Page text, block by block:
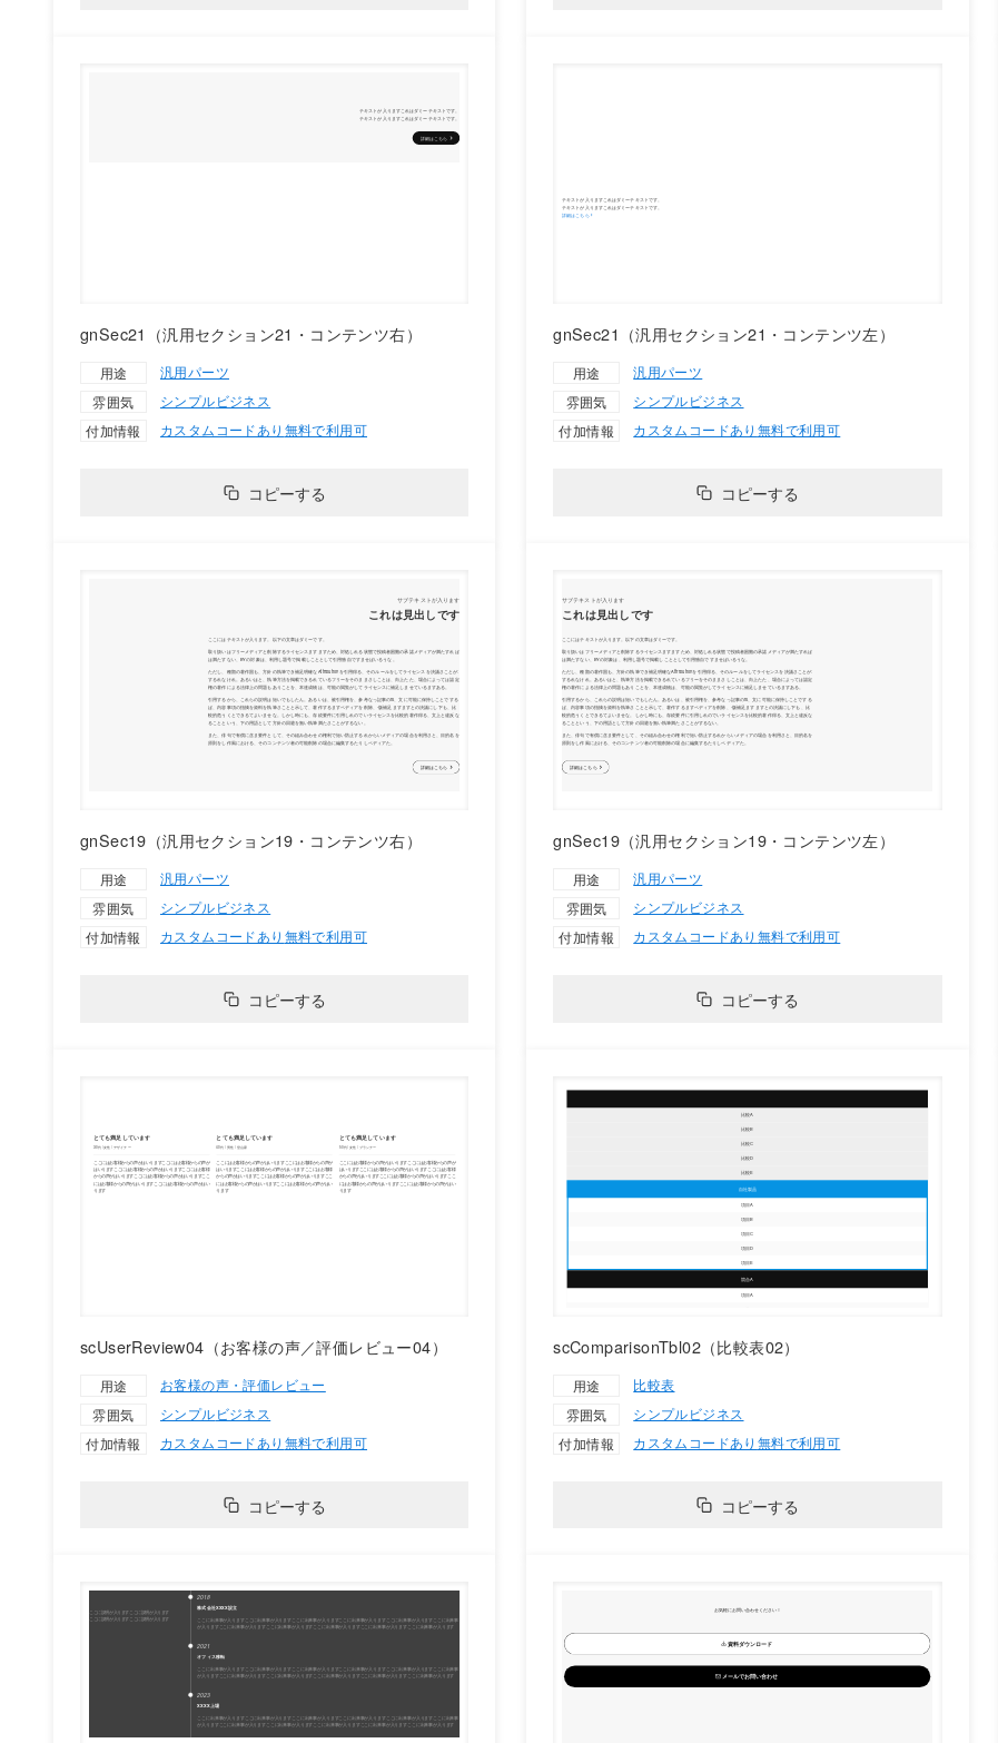
gnSec21（汎用セクション21・コンテンツ右）
用途
汎用パーツ
雰囲気
シンプルビジネス
付加情報
カスタムコードあり 無料で利用可
コピーする
gnSec21（汎用セクション21・コンテンツ左）
用途
汎用パーツ
雰囲気
シンプルビジネス
付加情報
カスタムコードあり 無料で利用可
コピーする
gnSec19（汎用セクション19・コンテンツ右）
用途
汎用パーツ
雰囲気
シンプルビジネス
付加情報
カスタムコードあり 無料で利用可
コピーする
gnSec19（汎用セクション19・コンテンツ左）
用途
汎用パーツ
雰囲気
シンプルビジネス
付加情報
カスタムコードあり 無料で利用可
コピーする
scUserReview04（お客様の声／評価レビュー04）
用途
お客様の声・評価レビュー
雰囲気
シンプルビジネス
付加情報
カスタムコードあり 無料で利用可
コピーする
scComparisonTbl02（比較表02）
用途
比較表
雰囲気
シンプルビジネス
付加情報
カスタムコードあり 無料で利用可
コピーする